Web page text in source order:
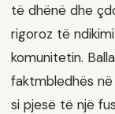
të dhënë dhe
rigoroz të
komunitetin.
faktmbledhës
si pjesë të një